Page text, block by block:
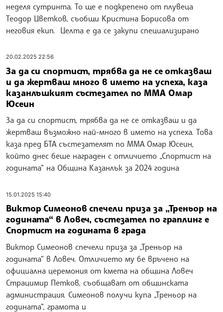
неделя сутринта. То ще е подкрепено от плувеца
Теодор Цветков, съобщи Кристина Борисова от
неговия екип. Целта е да се закупи специализирано
20.02.2025 22:56
За да си спортист, трябва да не се отказваш
и да жертваш много в името на успеха, каза
казанлъшкият състезател по ММА Омар
Юсеин
За да си спортист, трябва да не се отказваш и да
жертваш възможно най-много в името на успеха. Това
каза пред БТА състезателят по ММА Омар Юсеин,
който днес беше награден с отличието „Спортист на
годината“ на Община Казанлък за 2024 година
15.01.2025 15:40
Виктор Симеонов спечели приза за „Треньор на
годината“ в Ловеч, състезател по граплинг е
Спортист на годината в града
Виктор Симеонов спечели приза за „Треньор на
годината“ в Ловеч. Отличието му бе връчено на
официална церемония от кмета на община Ловеч
Страцимир Петков, съобщават от общинската
администрация. Симеонов получи купа „Треньор на
годината“, грамота и